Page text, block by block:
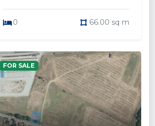
0 66.00 sq m
FOR SALE